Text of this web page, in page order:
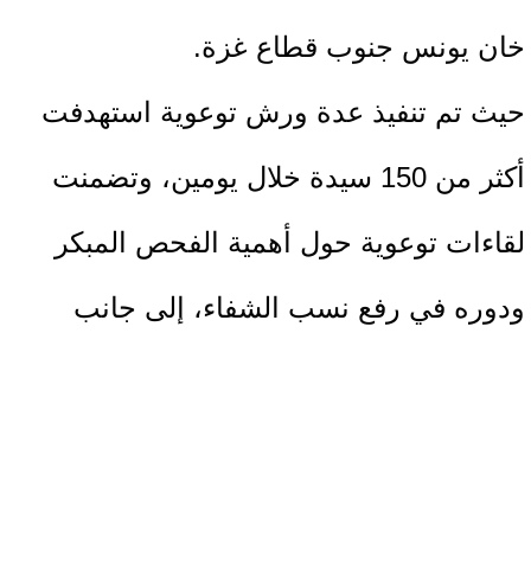
خان يونس جنوب قطاع غزة.
حيث تم تنفيذ عدة ورش توعوية استهدفت
أكثر من 150 سيدة خلال يومين، وتضمنت
لقاءات توعوية حول أهمية الفحص المبكر
ودوره في رفع نسب الشفاء، إلى جانب